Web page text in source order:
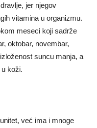
jer njegov
vitamina u organizmu.
meseci koji sadrže
oktobar, novembar,
suncu manja, a
koži.
već ima i mnoge